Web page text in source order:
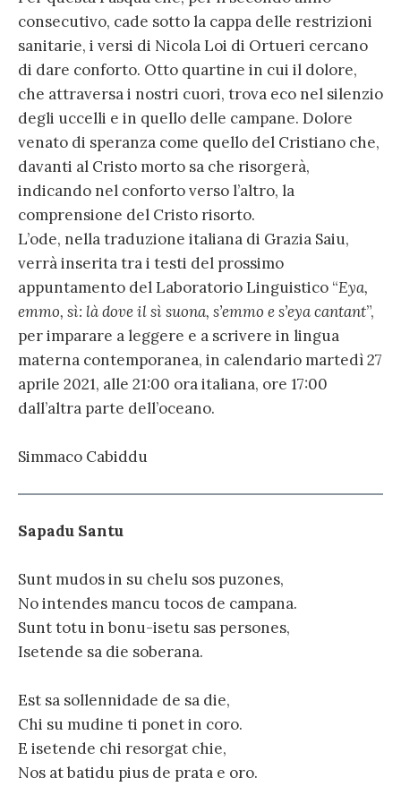
consecutivo, cade sotto la cappa delle restrizioni
sanitarie, i versi di Nicola Loi di Ortueri cercano
di dare conforto. Otto quartine in cui il dolore,
che attraversa i nostri cuori, trova eco nel silenzio
degli uccelli e in quello delle campane. Dolore
venato di speranza come quello del Cristiano che,
davanti al Cristo morto sa che risorgerà,
indicando nel conforto verso l’altro, la
comprensione del Cristo risorto.
L’ode, nella traduzione italiana di Grazia Saiu,
verrà inserita tra i testi del prossimo
appuntamento del Laboratorio Linguistico “Eya,
emmo, sì: là dove il sì suona, s’emmo e s’eya cantant”,
per imparare a leggere e a scrivere in lingua
materna contemporanea, in calendario martedì 27
aprile 2021, alle 21:00 ora italiana, ore 17:00
dall’altra parte dell’oceano.
Simmaco Cabiddu
Sapadu Santu
Sunt mudos in su chelu sos puzones,
No intendes mancu tocos de campana.
Sunt totu in bonu-isetu sas persones,
Isetende sa die soberana.
Est sa sollennidade de sa die,
Chi su mudine ti ponet in coro.
E isetende chi resorgat chie,
Nos at batidu pius de prata e oro.